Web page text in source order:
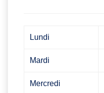
Lundi
Mardi
Mercredi